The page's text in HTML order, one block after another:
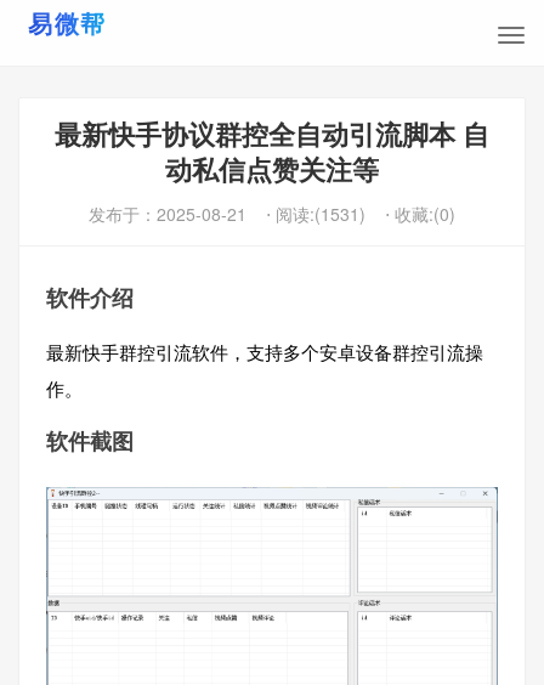
最新快手协议群控全自动引流脚本 自
动私信点赞关注等
发布于： 2025-08-21 ⋅ 阅读:(1531) ⋅ 收藏:(0)
软件介绍
最新快手群控引流软件，支持多个安卓设备群控引流操
作。
软件截图